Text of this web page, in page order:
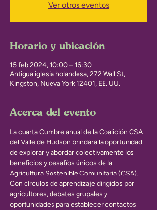
Ver otros eventos
Horario y ubicación
15 feb 2024, 10:00 – 16:30
Antigua iglesia holandesa, 272 Wall St,
Kingston, Nueva York 12401, EE. UU.
Acerca del evento
La cuarta Cumbre anual de la Coalición CSA
del Valle de Hudson brindará la oportunidad
de explorar y abordar colectivamente los
beneficios y desafíos únicos de la
Agricultura Sostenible Comunitaria (CSA).
Con círculos de aprendizaje dirigidos por
agricultores, debates grupales y
oportunidades para establecer contactos